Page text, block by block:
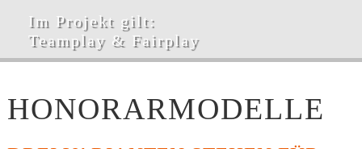
Im Projekt gilt:
Teamplay & Fairplay
HONORARMODELLE